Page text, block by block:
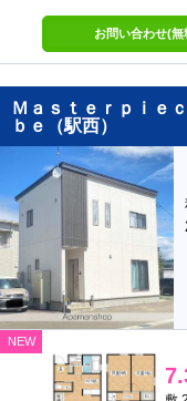
お問い合わせ(無
Ｍａｓｔｅｒｐｉ
ｂｅ（駅西）
NEW